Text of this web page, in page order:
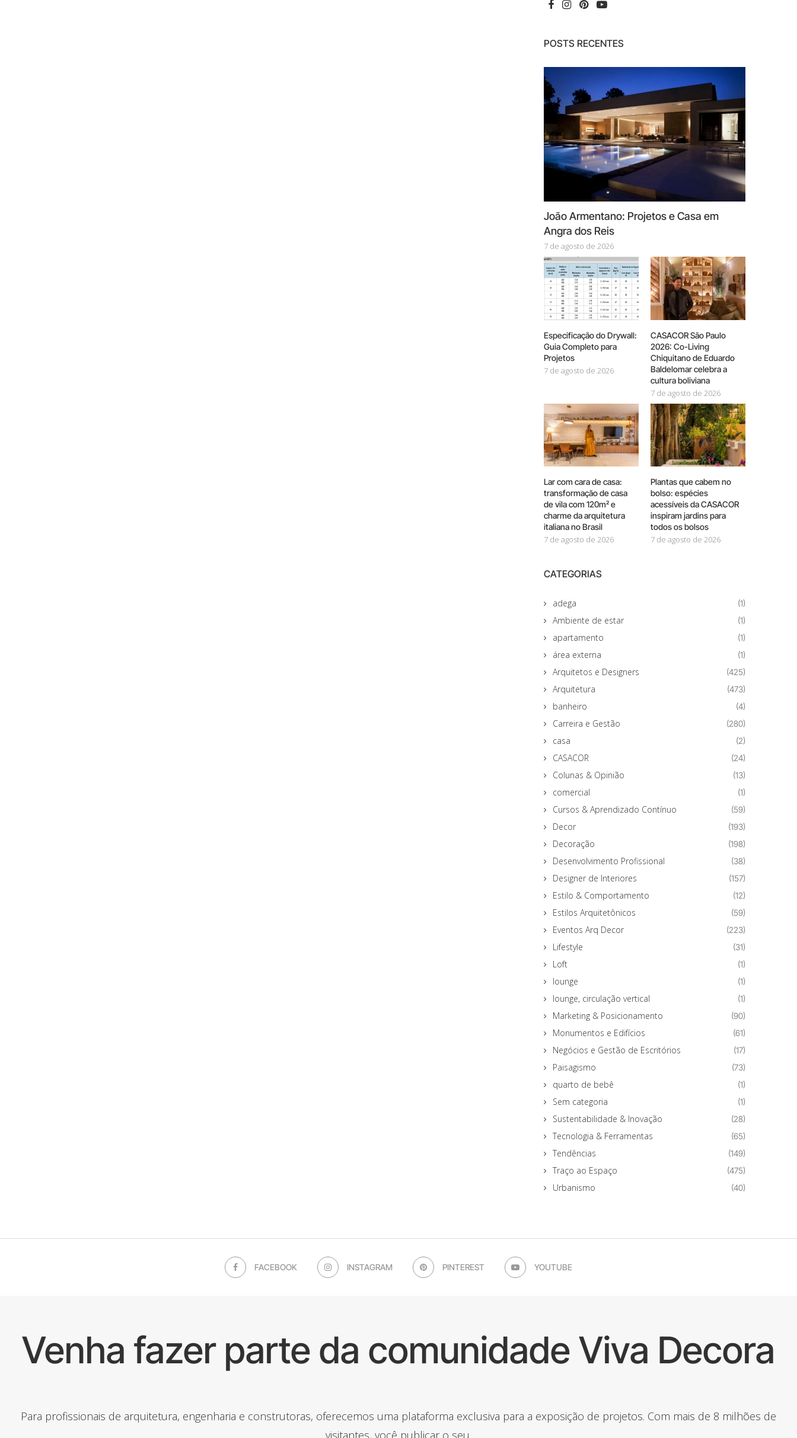
POSTS RECENTES
João Armentano: Projetos e Casa em
Angra dos Reis
7 de agosto de 2026
Especificação do Drywall:
Guia Completo para
Projetos
7 de agosto de 2026
CASACOR São Paulo
2026: Co-Living
Chiquitano de Eduardo
Baldelomar celebra a
cultura boliviana
7 de agosto de 2026
Lar com cara de casa:
transformação de casa
de vila com 120m² e
charme da arquitetura
italiana no Brasil
7 de agosto de 2026
Plantas que cabem no
bolso: espécies
acessíveis da CASACOR
inspiram jardins para
todos os bolsos
7 de agosto de 2026
CATEGORIAS
adega (1)
Ambiente de estar (1)
apartamento (1)
área externa (1)
Arquitetos e Designers (425)
Arquitetura (473)
banheiro (4)
Carreira e Gestão (280)
casa (2)
CASACOR (24)
Colunas & Opinião (13)
comercial (1)
Cursos & Aprendizado Contínuo (59)
Decor (193)
Decoração (198)
Desenvolvimento Profissional (38)
Designer de Interiores (157)
Estilo & Comportamento (12)
Estilos Arquitetônicos (59)
Eventos Arq Decor (223)
Lifestyle (31)
Loft (1)
lounge (1)
lounge, circulação vertical (1)
Marketing & Posicionamento (90)
Monumentos e Edifícios (61)
Negócios e Gestão de Escritórios (17)
Paisagismo (73)
quarto de bebê (1)
Sem categoria (1)
Sustentabilidade & Inovação (28)
Tecnologia & Ferramentas (65)
Tendências (149)
Traço ao Espaço (475)
Urbanismo (40)
FACEBOOK INSTAGRAM PINTEREST YOUTUBE
Venha fazer parte da comunidade Viva Decora
Para profissionais de arquitetura, engenharia e construtoras, oferecemos uma plataforma exclusiva para a exposição de projetos. Com mais de 8 milhões de
visitantes, você publicar o seu.